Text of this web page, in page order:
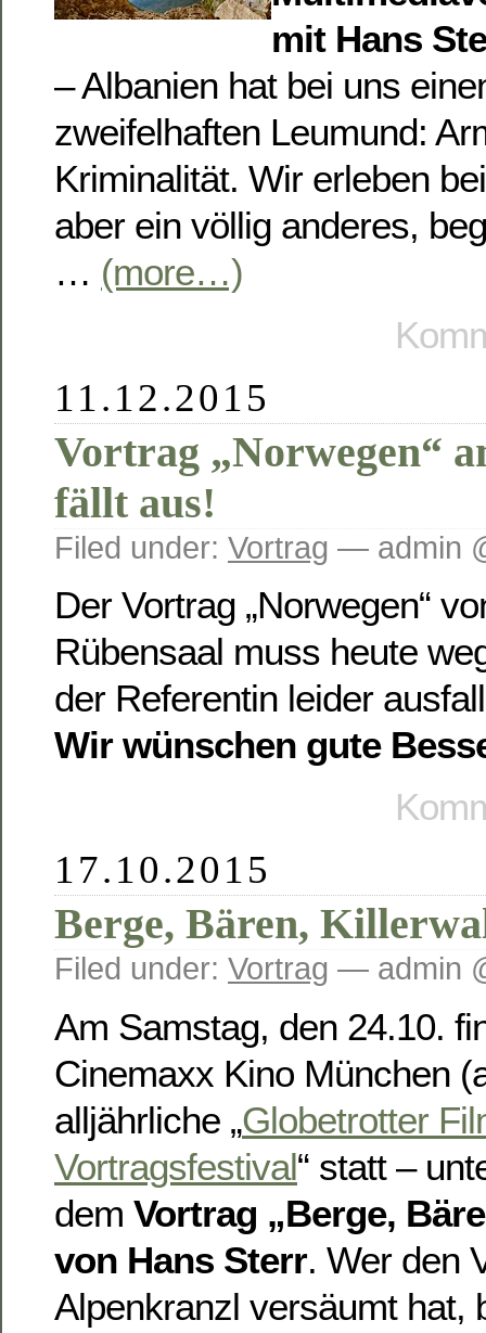
mit Hans
– Albanien hat bei uns
zweifelhaften Leumund:
Kriminalität. Wir erleben
aber ein völlig anderes,
… (more…)
11.12.2015
Vortrag „Norwegen“
fällt aus!
Filed under: Vortrag — admin
Der Vortrag „Norwegen“
Rübensaal muss heute
der Referentin leider
Wir wünschen gute
17.10.2015
Berge, Bären,
Filed under: Vortrag — admin
Am Samstag, den 24.10.
Cinemaxx Kino München
alljährliche „Globetrotter
Vortragsfestival“ statt –
dem Vortrag „Berge,
von Hans Sterr. Wer den
Alpenkranzl versäumt hat,